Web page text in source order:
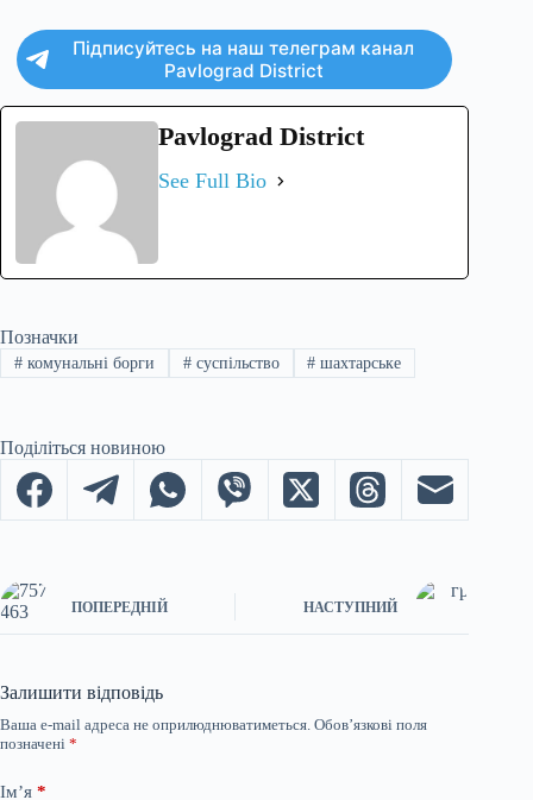
Підписуйтесь на наш телеграм канал
Pavlograd District
Pavlograd District
See Full Bio
Позначки
#комунальні борги #суспільство # шахтарське
Поділіться новиною
ПОПЕРЕДНІЙ НАСТУПНИЙ
Залишити відповідь
Ваша e-mail адреса не оприлюднюватиметься. Обов’язкові поля
позначені *
Ім’я *